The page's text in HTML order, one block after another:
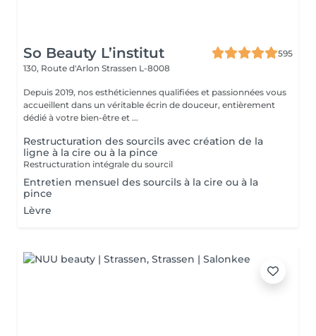
So Beauty L’institut
595
130, Route d'Arlon Strassen L-8008
Depuis 2019, nos esthéticiennes qualifiées et passionnées vous
accueillent dans un véritable écrin de douceur, entièrement
dédié à votre bien-être et ...
Restructuration des sourcils avec création de la
ligne à la cire ou à la pince
Restructuration intégrale du sourcil
Entretien mensuel des sourcils à la cire ou à la
pince
Lèvre